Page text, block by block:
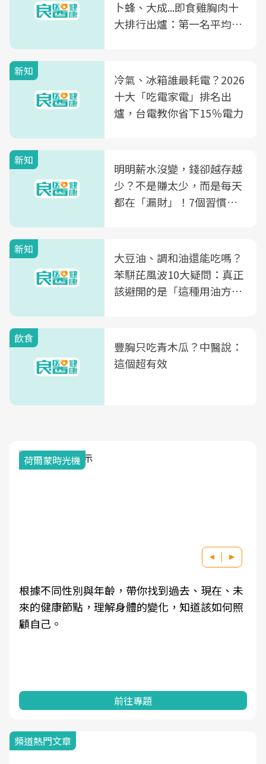
卜蜂、大成...即食雞胸肉十
大排行出爐：第一名平均一
新知
冷氣、冰箱誰最耗電？2026
十大「吃電家電」排名出
爐，台電教你省下15％電力
新知
明明薪水沒變，錢卻越存越
少？不是賺太少，而是每天
都在「漏財」！7個習慣一
新知
大豆油、調和油還能吃嗎？
苯駢芘風波10大疑問：真正
該避開的是「這種用油方
飲食
豐胸只吃青木瓜？中醫說：
這個超有效
荷爾蒙時光機
根據不同性別與年齡，帶你找到過去、現在、未
來的健康節點，理解身體的變化，知道該如何照
顧自己。
前往專題
頻道熱門文章